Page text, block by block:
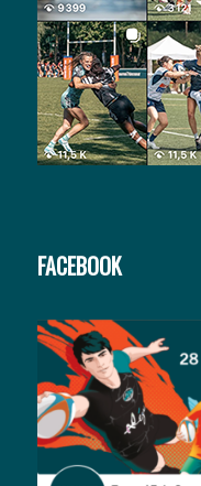
FACEBOOK